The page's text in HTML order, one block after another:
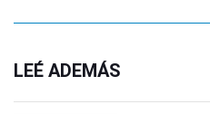
LEÉ ADEMÁS